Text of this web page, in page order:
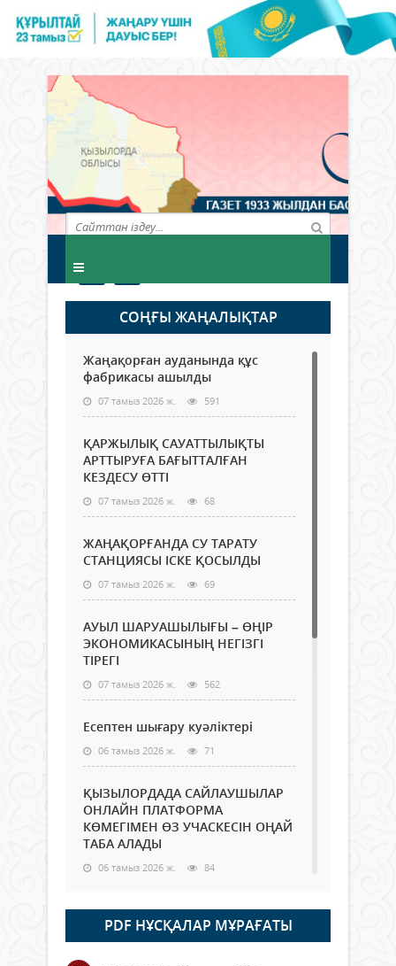
СОҢҒЫ ЖАҢАЛЫҚТАР
Жаңақорған ауданында құс
фабрикасы ашылды
07 тамыз 2026 ж. 591
ҚАРЖЫЛЫҚ САУАТТЫЛЫҚТЫ
АРТТЫРУҒА БАҒЫТТАЛҒАН
КЕЗДЕСУ ӨТТІ
07 тамыз 2026 ж. 68
ЖАҢАҚОРҒАНДА СУ ТАРАТУ
СТАНЦИЯСЫ ІСКЕ ҚОСЫЛДЫ
07 тамыз 2026 ж. 69
АУЫЛ ШАРУАШЫЛЫҒЫ – ӨҢІР
ЭКОНОМИКАСЫНЫҢ НЕГІЗГІ
ТІРЕГІ
07 тамыз 2026 ж. 562
Есептен шығару куәліктері
06 тамыз 2026 ж. 71
ҚЫЗЫЛОРДАДА САЙЛАУШЫЛАР
ОНЛАЙН ПЛАТФОРМА
КӨМЕГІМЕН ӨЗ УЧАСКЕСІН ОҢАЙ
ТАБА АЛАДЫ
06 тамыз 2026 ж. 84
Open Air: Қызылорда облысы
полиция департаменті 20
мыңнан астам көрерменнің
қауіпсіздігін қамтамасыз етті
PDF НҰСҚАЛАР МҰРАҒАТЫ